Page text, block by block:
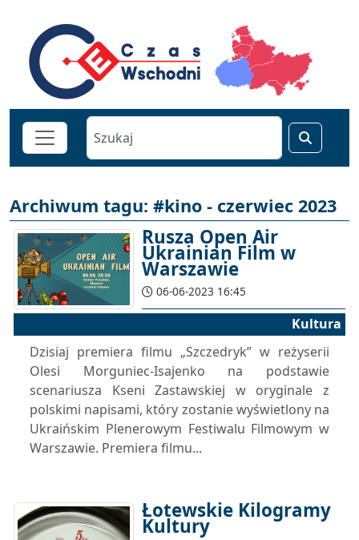
Archiwum tagu: #kino - czerwiec 2023
Rusza Open Air
Ukrainian Film w
Warszawie
06-06-2023 16:45
Kultura
Dzisiaj premiera filmu „Szczedryk” w reżyserii
Olesi Morguniec-Isajenko na podstawie
scenariusza Kseni Zastawskiej w oryginale z
polskimi napisami, który zostanie wyświetlony na
Ukraińskim Plenerowym Festiwalu Filmowym w
Warszawie. Premiera filmu...
Łotewskie Kilogramy
Kultury